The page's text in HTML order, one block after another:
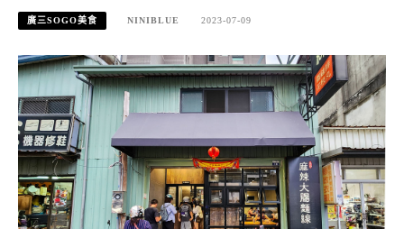
廣三SOGO美食 NINIBLUE 2023-07-09